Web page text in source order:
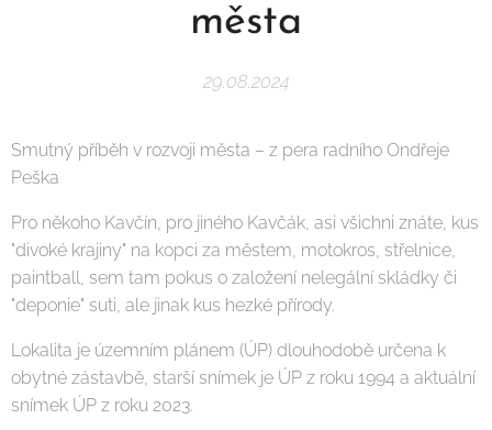
města
29.08.2024
Smutný příběh v rozvoji města – z pera radního Ondřeje
Peška
Pro někoho Kavčín, pro jiného Kavčák, asi všichni znáte, kus
"divoké krajiny" na kopci za městem, motokros, střelnice,
paintball, sem tam pokus o založení nelegální skládky či
"deponie" suti, ale jinak kus hezké přírody.
Lokalita je územním plánem (ÚP) dlouhodobě určena k
obytné zástavbě, starší snímek je ÚP z roku 1994 a aktuální
snímek ÚP z roku 2023.